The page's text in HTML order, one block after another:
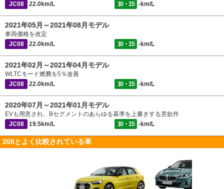
JC08 22.0km/L 10・15 -km/L
2021年05月～2021年08月モデル
車両価格を改定
JC08
22.0km/L 10・15 -km/L
2021年02月～2021年04月モデル
WLTCモード燃費を5％改善
JC08
22.0km/L 10・15 -km/L
2020年07月～2021年01月モデル
EVも用意され、Bセグメントのあらゆる基準を上書きする意欲作
JC08
19.5km/L 10・15 -km/L
208とよく比較されている車